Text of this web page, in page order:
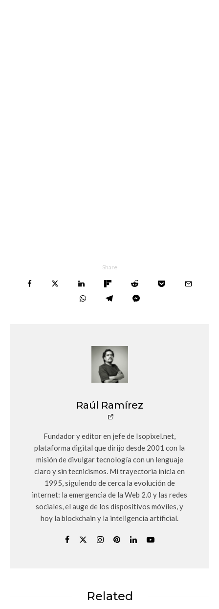
Share
Raúl Ramírez
Fundador y editor en jefe de Isopixel.net,
plataforma digital que dirijo desde 2001 con la
misión de divulgar tecnología con un lenguaje
claro y sin tecnicismos. Mi trayectoria inicia en
1995, siguiendo de cerca la evolución de
internet: la emergencia de la Web 2.0 y las redes
sociales, el auge de los dispositivos móviles, y
hoy la blockchain y la inteligencia artificial.
Related